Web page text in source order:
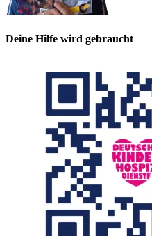
Deine Hilfe wird gebraucht